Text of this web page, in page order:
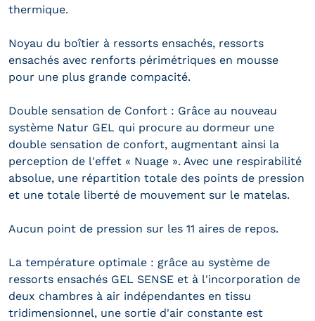
thermique.
Noyau du boîtier à ressorts ensachés, ressorts
ensachés avec renforts périmétriques en mousse
pour une plus grande compacité.
Double sensation de Confort : Grâce au nouveau
système Natur GEL qui procure au dormeur une
double sensation de confort, augmentant ainsi la
perception de l'effet « Nuage ». Avec une respirabilité
absolue, une répartition totale des points de pression
et une totale liberté de mouvement sur le matelas.
Aucun point de pression sur les 11 aires de repos.
La température optimale : grâce au système de
ressorts ensachés GEL SENSE et à l'incorporation de
deux chambres à air indépendantes en tissu
tridimensionnel, une sortie d'air constante est